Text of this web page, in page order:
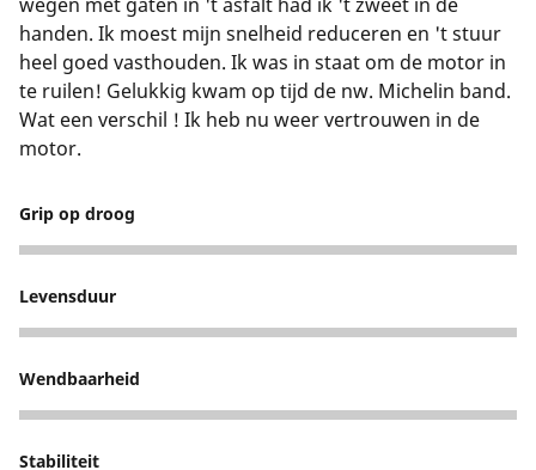
handen. Ik moest mijn snelheid reduceren en 't stuur
heel goed vasthouden. Ik was in staat om de motor in
te ruilen! Gelukkig kwam op tijd de nw. Michelin band.
Wat een verschil ! Ik heb nu weer vertrouwen in de
motor.
Grip op droog
5
Levensduur
4
Wendbaarheid
5
Stabiliteit